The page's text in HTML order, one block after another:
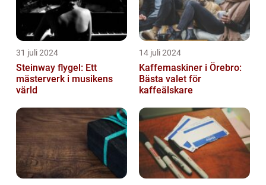
31 juli 2024
Steinway flygel: Ett
mästerverk i musikens
värld
14 juli 2024
Kaffemaskiner i Örebro:
Bästa valet för
kaffeälskare